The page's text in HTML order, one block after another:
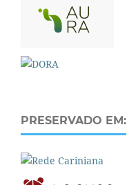
PRESERVADO EM: